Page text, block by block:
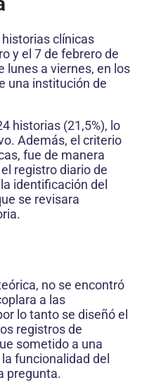
historias clínicas
y el 7 de febrero de
lunes a viernes, en los
una institución de
historias (21,5%), lo
Además, el criterio
fue de manera
registro diario de
identificación del
se revisara
no se encontró
a las
lo tanto se diseñó el
registros de
sometido a una
funcionalidad del
pregunta.